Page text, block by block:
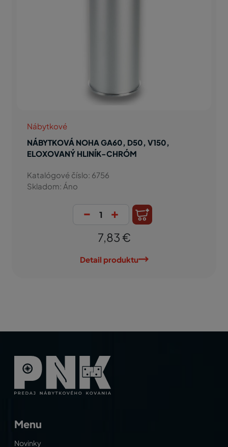
Nábytkové
NÁBYTKOVÁ NOHA GA60, D50, V150,
ELOXOVANÝ HLINÍK-CHRÓM
Katalógové číslo: 6756
Skladom: Áno
- +
7,83 €
Detail produktu
Menu
Novinky